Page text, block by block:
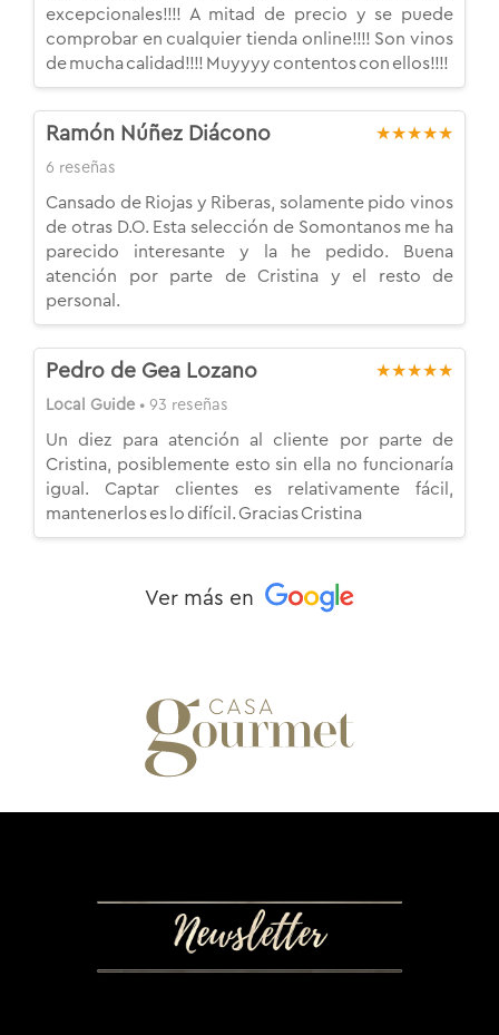
excepcionales!!!! A mitad de precio y se puede
comprobar en cualquier tienda online!!!! Son vinos
de mucha calidad!!!! Muyyyy contentos con ellos!!!!
Ramón Núñez Diácono ★★★★★
6 reseñas
Cansado de Riojas y Riberas, solamente pido vinos
de otras D.O. Esta selección de Somontanos me ha
parecido interesante y la he pedido. Buena
atención por parte de Cristina y el resto de
personal.
Pedro de Gea Lozano ★★★★★
Local Guide • 93 reseñas
Un diez para atención al cliente por parte de
Cristina, posiblemente esto sin ella no funcionaría
igual. Captar clientes es relativamente fácil,
mantenerlos es lo difícil. Gracias Cristina
Ver más en